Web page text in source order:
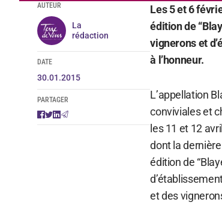
AUTEUR
La
rédaction
DATE
30.01.2015
PARTAGER
Les 5 et 6
édition de
vignerons et
à l’honneur.
L’appellation
conviviales et
les 11 et 12
dont la
édition de
et des